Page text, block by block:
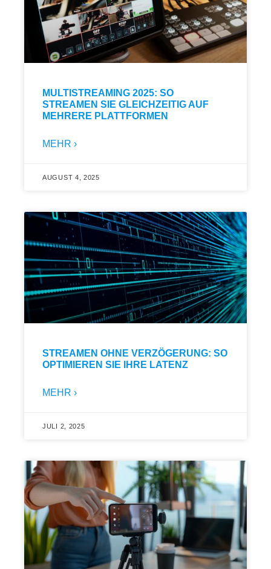
MULTISTREAMING 2025: SO
STREAMEN SIE GLEICHZEITIG AUF
MEHRERE PLATTFORMEN
MEHR ›
AUGUST 4, 2025
STREAMEN OHNE VERZÖGERUNG: SO
OPTIMIEREN SIE IHRE LATENZ
MEHR ›
JULI 2, 2025